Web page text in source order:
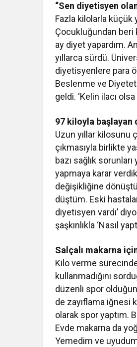
“Sen diyetisyen
Fazla kilolarla küçük
Çocukluğundan beri
ay diyet yapardım.
yıllarca sürdü.
diyetisyenlere para
Beslenme ve
geldi. ‘Kelin ilacı
97 kiloyla başlayan
Uzun yıllar kilosunu
çıkmasıyla birlikte
bazı sağlık
yapmaya karar
değişikliğine
düştüm. Eski
diyetisyen vardı’
şaşkınlıkla ‘Nasıl
Salçalı makarna
Kilo verme
kullanmadığını
düzenli spor
de zayıflama iğnesi
olarak spor yaptım.
Evde makarna da
Yemedim ve